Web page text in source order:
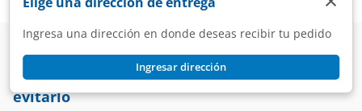
Ingresa una dirección en donde deseas recibir tu pedido
Ingresar dirección
Blog Cuidado de la piel
¡Dile adiós al acné! Sigue estos 7 pasos para
evitarlo